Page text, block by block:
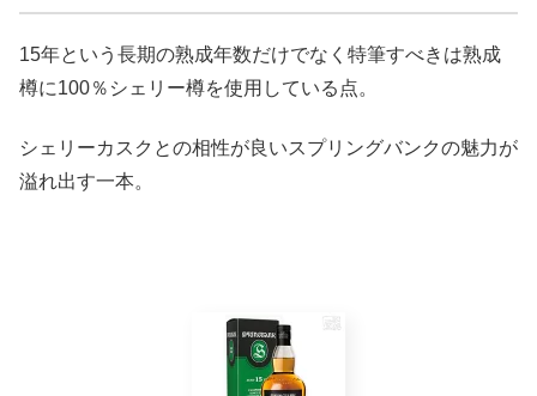
15年という長期の熟成年数だけでなく特筆すべきは熟成
樽に100％シェリー樽を使用している点。
シェリーカスクとの相性が良いスプリングバンクの魅力が
溢れ出す一本。